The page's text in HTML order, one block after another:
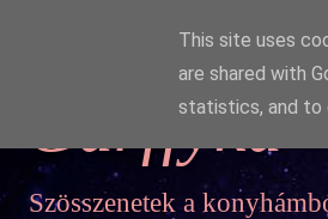
Garffyka
Szösszenetek a
This site uses
are shared with
statistics, and to